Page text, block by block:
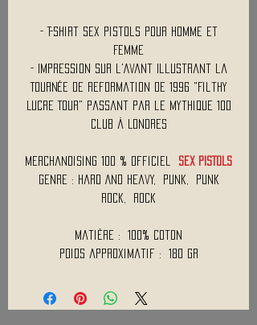
- T-Shirt Sex Pistols Pour Homme et
Femme
- Impression sur l'Avant Illustrant la
Tournée de Reformation de 1996 "Filthy
Lucre Tour" Passant par le Mythique 100
Club à Londres
Merchandising 100 % Officiel SEX PISTOLS
Genre : Hard And Heavy, Punk, Punk
Rock, Rock
Matière : 100% Coton
Poids approximatif : 180 Gr